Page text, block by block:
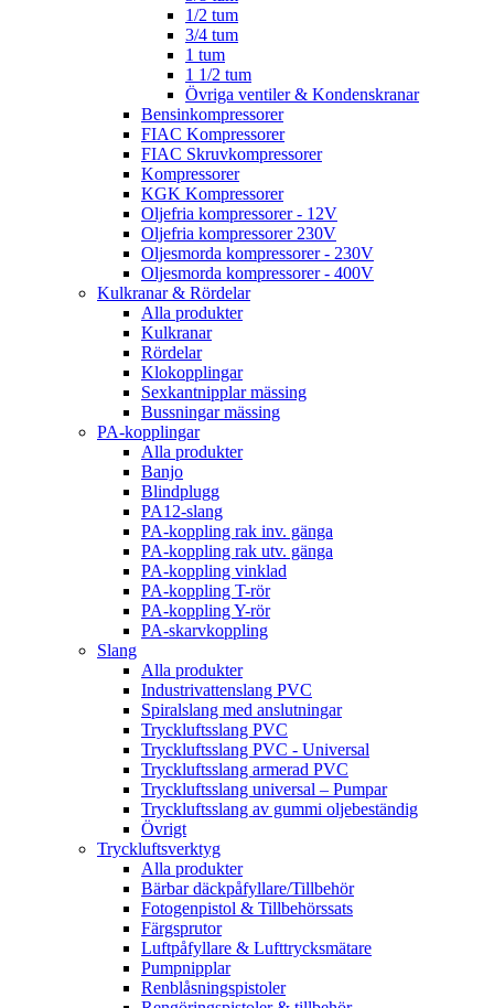
1/2 tum
3/4 tum
1 tum
1 1/2 tum
Övriga ventiler & Kondenskranar
Bensinkompressorer
FIAC Kompressorer
FIAC Skruvkompressorer
Kompressorer
KGK Kompressorer
Oljefria kompressorer - 12V
Oljefria kompressorer 230V
Oljesmorda kompressorer - 230V
Oljesmorda kompressorer - 400V
Kulkranar & Rördelar
Alla produkter
Kulkranar
Rördelar
Klokopplingar
Sexkantnipplar mässing
Bussningar mässing
PA-kopplingar
Alla produkter
Banjo
Blindplugg
PA12-slang
PA-koppling rak inv. gänga
PA-koppling rak utv. gänga
PA-koppling vinklad
PA-koppling T-rör
PA-koppling Y-rör
PA-skarvkoppling
Slang
Alla produkter
Industrivattenslang PVC
Spiralslang med anslutningar
Tryckluftsslang PVC
Tryckluftsslang PVC - Universal
Tryckluftsslang armerad PVC
Tryckluftsslang universal – Pumpar
Tryckluftsslang av gummi oljebeständig
Övrigt
Tryckluftsverktyg
Alla produkter
Bärbar däckpåfyllare/Tillbehör
Fotogenpistol & Tillbehörssats
Färgsprutor
Luftpåfyllare & Lufttrycksmätare
Pumpnipplar
Renblåsningspistoler